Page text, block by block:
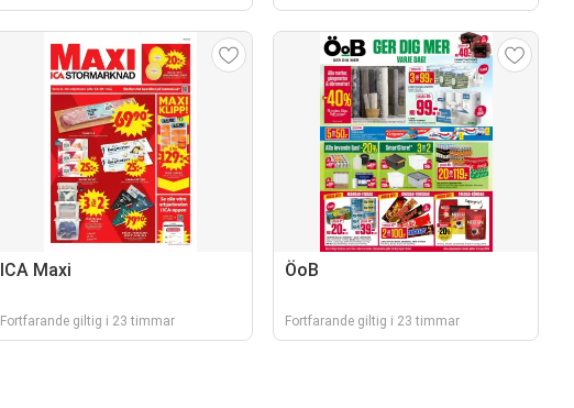
ICA Maxi
Fortfarande giltig i 23 timmar
ÖoB
Fortfarande giltig i 23 timmar